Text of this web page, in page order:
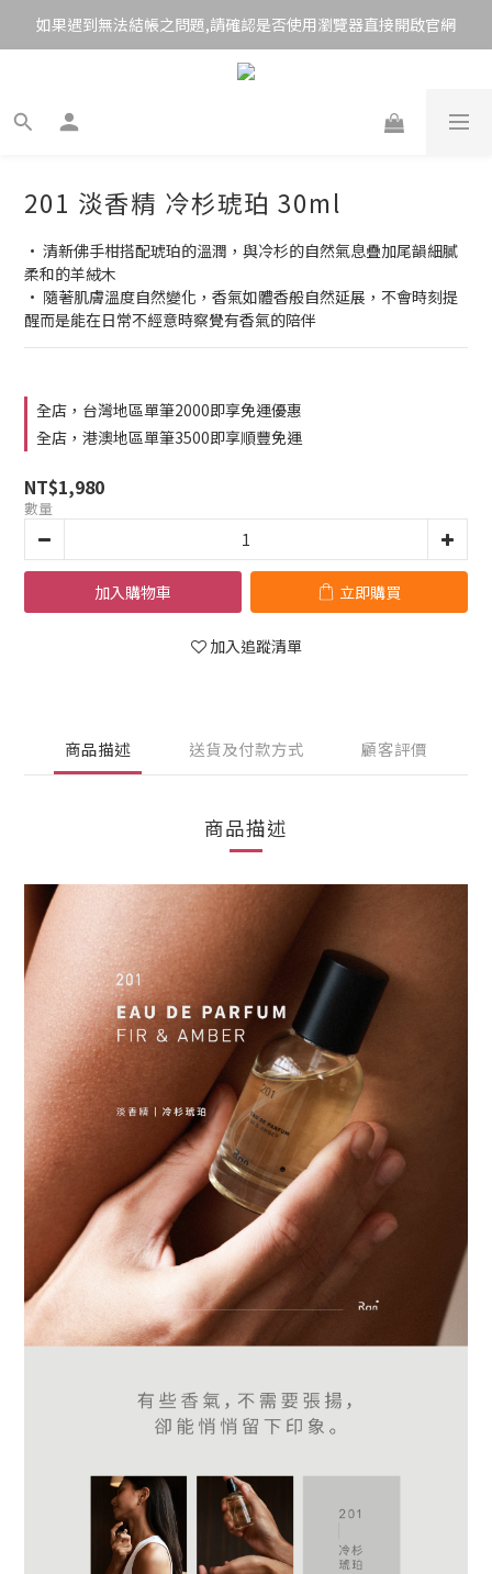
如果遇到無法結帳之問題,請確認是否使用瀏覽器直接開啟官網
201 淡香精 冷杉琥珀 30ml
• 清新佛手柑搭配琥珀的溫潤，與冷杉的自然氣息疊加尾韻細膩
柔和的羊絨木
• 隨著肌膚溫度自然變化，香氣如體香般自然延展，不會時刻提
醒而是能在日常不經意時察覺有香氣的陪伴
全店，台灣地區單筆2000即享免運優惠
全店，港澳地區單筆3500即享順豐免運
NT$1,980
數量
加入購物車 立即購買
加入追蹤清單
商品描述 送貨及付款方式 顧客評價
商品描述